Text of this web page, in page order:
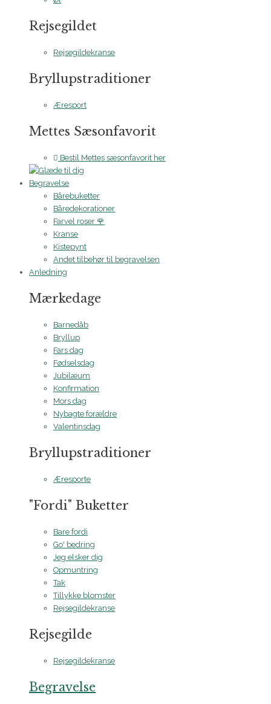
Rejsegildet
Rejsegildekranse
Bryllupstraditioner
Æresport
Mettes Sæsonfavorit
Bestil Mettes sæsonfavorit her
Begravelse
Bårebuketter
Båredekorationer
Farvel roser 🌹
Kranse
Kistepynt
Andet tilbehør til begravelsen
Anledning
Mærkedage
Barnedåb
Bryllup
Fars dag
Fødselsdag
Jubilæum
Konfirmation
Mors dag
Nybagte forældre
Valentinsdag
Bryllupstraditioner
Æresporte
"Fordi" Buketter
Bare fordi
Go' bedring
Jeg elsker dig
Opmuntring
Tak
Tillykke blomster
Rejsegildekranse
Rejsegilde
Rejsegildekranse
Begravelse